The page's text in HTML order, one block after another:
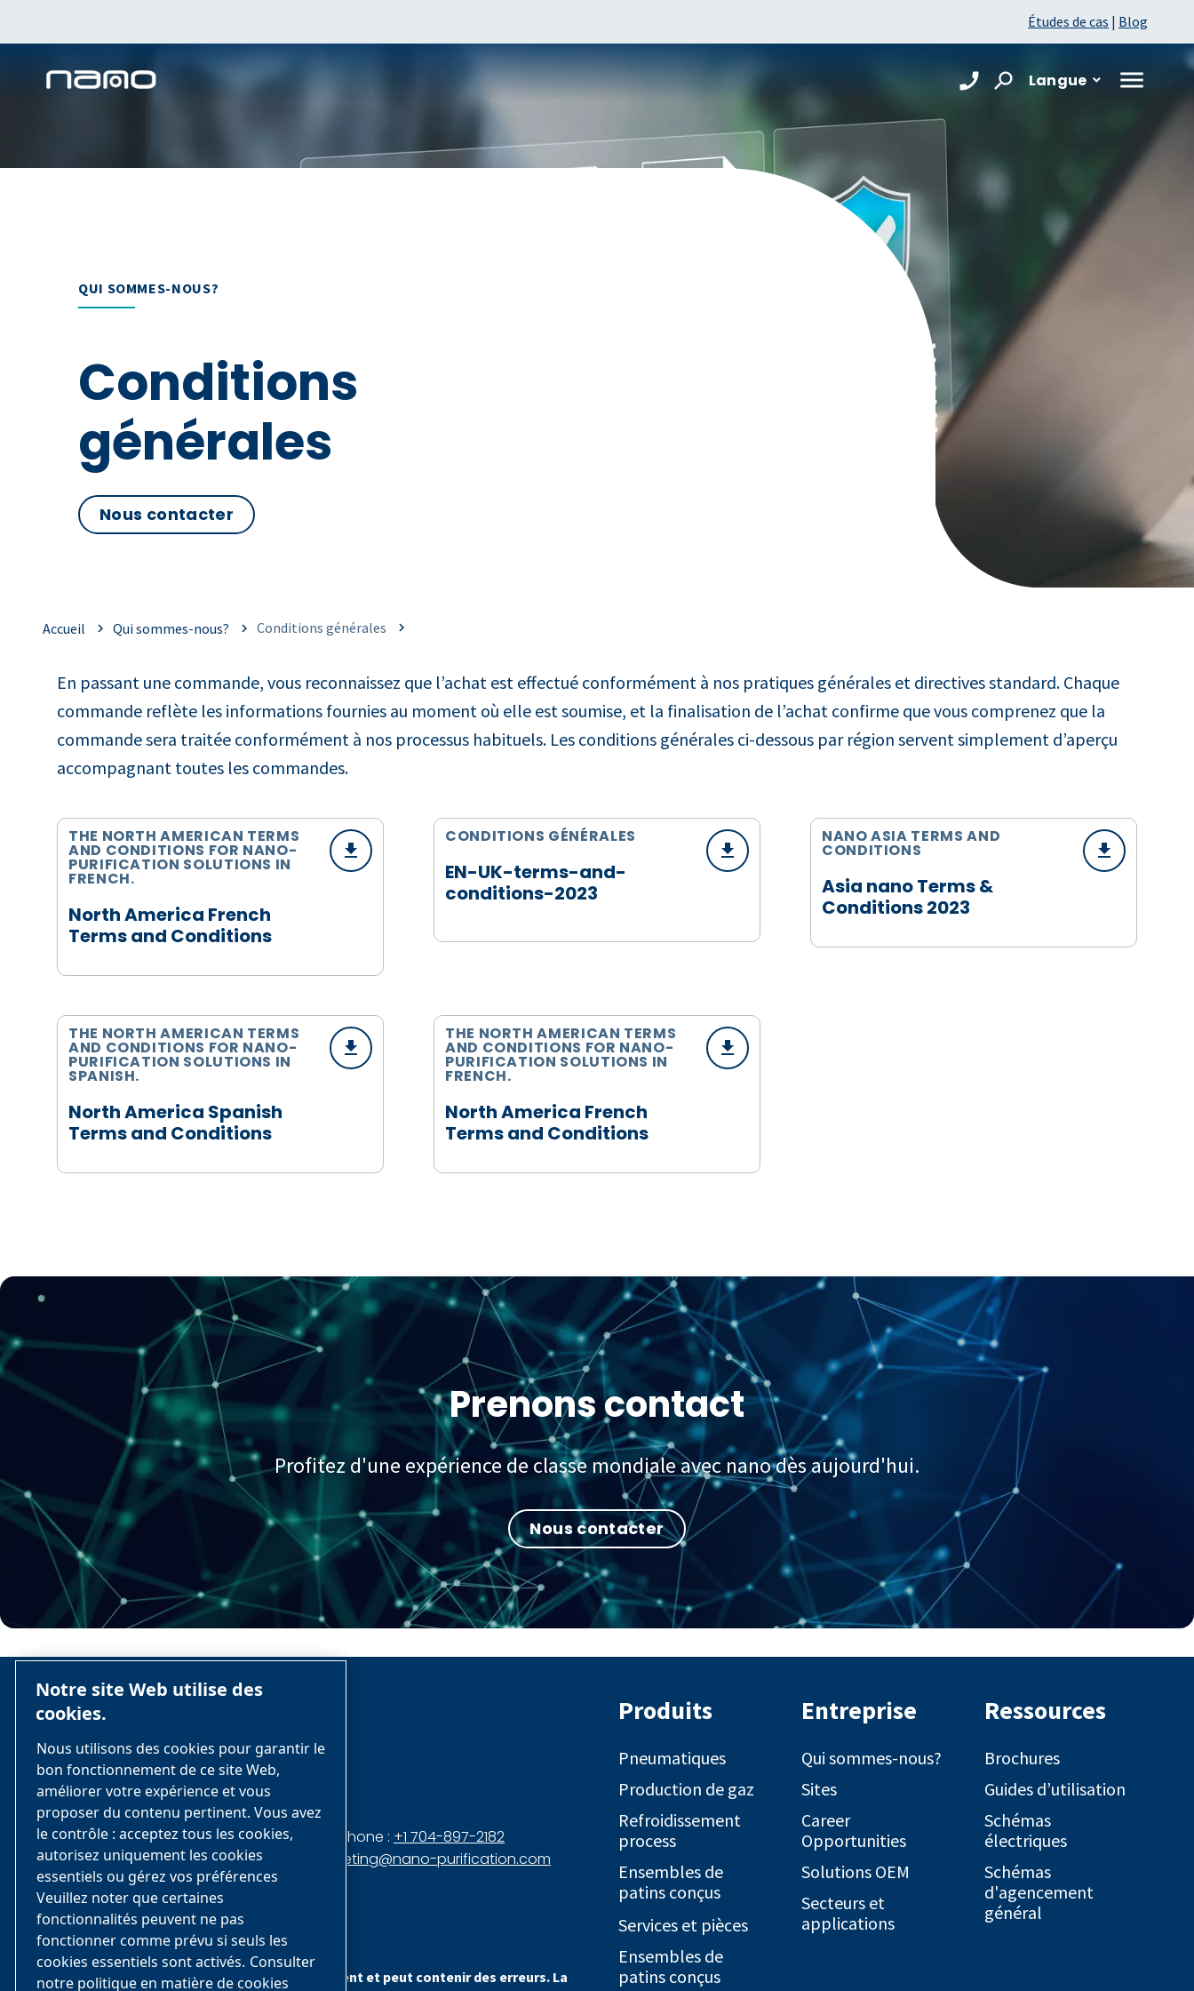
Études de cas | Blog
Langue
QUI SOMMES-NOUS?
Conditions
générales
Nous contacter
Accueil Qui sommes-nous? Conditions générales
En passant une commande, vous reconnaissez que l’achat est effectué conformément à nos pratiques générales et directives standard. Chaque
commande reflète les informations fournies au moment où elle est soumise, et la finalisation de l’achat confirme que vous comprenez que la
commande sera traitée conformément à nos processus habituels. Les conditions générales ci-dessous par région servent simplement d’aperçu
accompagnant toutes les commandes.
North America French
Terms and Conditions
THE NORTH AMERICAN TERMS
AND CONDITIONS FOR NANO-
PURIFICATION SOLUTIONS IN
FRENCH.
EN-UK-terms-and-
conditions-2023
CONDITIONS GÉNÉRALES
Asia nano Terms &
Conditions 2023
NANO ASIA TERMS AND
CONDITIONS
North America Spanish
Terms and Conditions
THE NORTH AMERICAN TERMS
AND CONDITIONS FOR NANO-
PURIFICATION SOLUTIONS IN
SPANISH.
North America French
Terms and Conditions
THE NORTH AMERICAN TERMS
AND CONDITIONS FOR NANO-
PURIFICATION SOLUTIONS IN
FRENCH.
Prenons contact
Profitez d'une expérience de classe mondiale avec nano dès aujourd'hui.
Nous contacter
nano-purification solutions
5509 David Cox Rd.
Charlotte, NC 28 269 États-Unis
Téléphone : +1 704-897-2182
marketing@nano-purification.com
Profil
de
l’entreprise
Profil
de
l’entreprise
Attention : ce site a été traduit automatiquement et peut contenir des erreurs. La
Produits
Pneumatiques
Production de gaz
Refroidissement
process
Ensembles de
patins conçus
Services et pièces
Ensembles de
patins conçus
Entreprise
Qui sommes-nous?
Sites
Career
Opportunities
Solutions OEM
Secteurs et
applications
Ressources
Brochures
Guides d’utilisation
Schémas
électriques
Schémas
d'agencement
général
Notre site Web utilise des
cookies.
Nous utilisons des cookies pour garantir le
bon fonctionnement de ce site Web,
améliorer votre expérience et vous
proposer du contenu pertinent. Vous avez
le contrôle : acceptez tous les cookies,
autorisez uniquement les cookies
essentiels ou gérez vos préférences
Veuillez noter que certaines
fonctionnalités peuvent ne pas
fonctionner comme prévu si seuls les
cookies essentiels sont activés. Consulter
notre politique en matière de cookies